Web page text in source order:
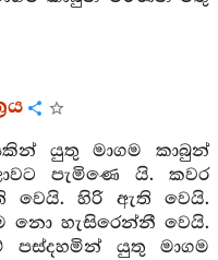
යුතු මාගම කාබුන්
පැමිණෙ යි. කවර
වෙයි. හිරි ඇති වෙයි.
නො හැසිරෙන්නී වෙයි.
පස්දහමින් යුතු මාගම